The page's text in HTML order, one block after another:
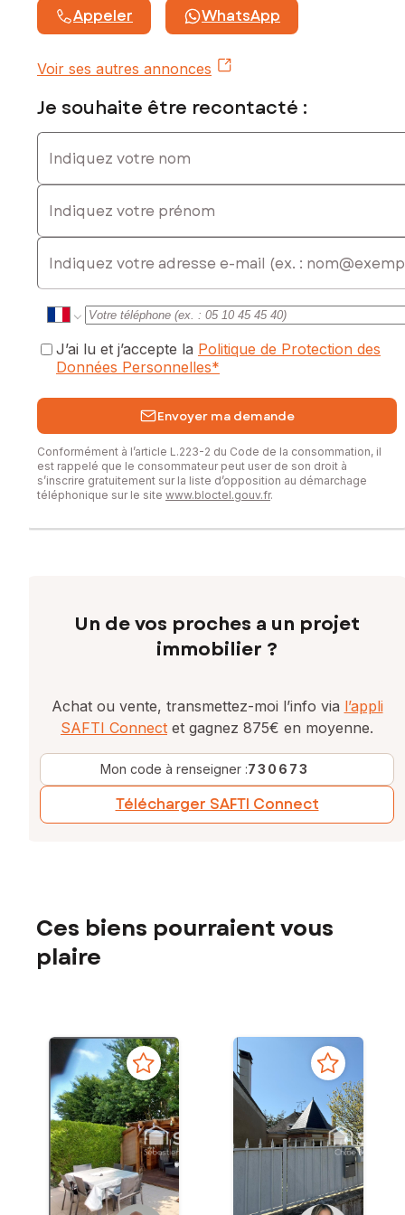
Appeler WhatsApp
Voir ses autres annonces
Je souhaite être recontacté :
Indiquez votre nom
Indiquez votre prénom
E-mail
J’ai lu et j’accepte la Politique de Protection des
Données Personnelles*
Envoyer ma demande
Conformément à l’article L.223-2 du Code de la consommation, il
est rappelé que le consommateur peut user de son droit à
s’inscrire gratuitement sur la liste d’opposition au démarchage
téléphonique sur le site www.bloctel.gouv.fr.
Un de vos proches a un projet
immobilier ?
Achat ou vente, transmettez-moi l’info via l’appli
SAFTI Connect et gagnez 875€ en moyenne.
Mon code à renseigner :730673
Télécharger SAFTI Connect
Ces biens pourraient vous
plaire